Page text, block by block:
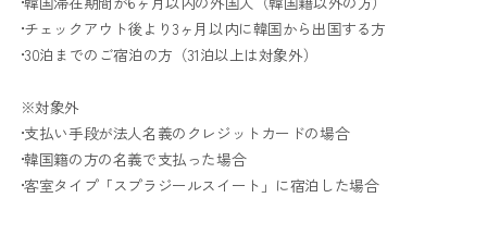
•チェックアウト後より3ヶ月以内に韓国から出国する方
•30泊までのご宿泊の方（31泊以上は対象外）
※対象外
•支払い手段が法人名義のクレジットカードの場合
•韓国籍の方の名義で支払った場合
•客室タイプ「スプラジールスイート」に宿泊した場合